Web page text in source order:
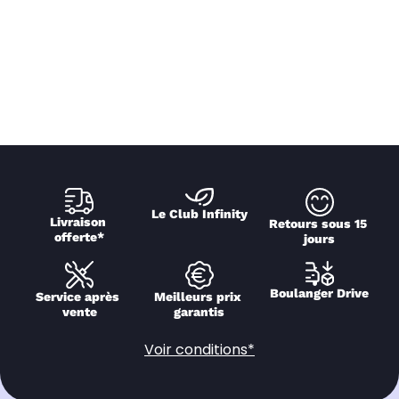
Livraison
offerte*
Le Club Infinity
Retours sous 15
jours
Service après
vente
Meilleurs prix
garantis
Boulanger Drive
Voir conditions*